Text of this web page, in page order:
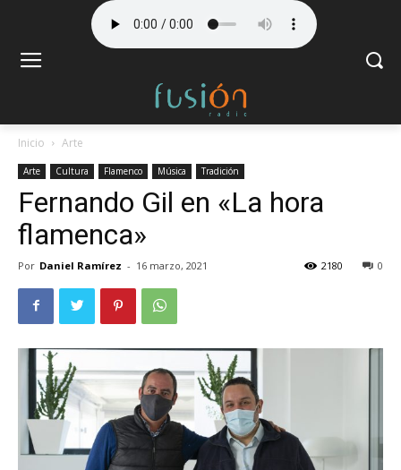
Inicio Arte
Arte Cultura Flamenco Música Tradición
Fernando Gil en «La hora
flamenca»
Por Daniel Ramírez - 16 marzo, 2021 0
2180